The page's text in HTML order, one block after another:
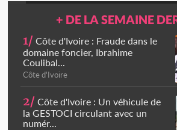
+ DE LA SEMAINE
1/ Côte d'Ivoire : Fraude dans le
domaine foncier, Ibrahime
Coulibal...
Côte d'Ivoire
2/ Côte d'Ivoire : Un véhicule de
la GESTOCI circulant avec un
numér...